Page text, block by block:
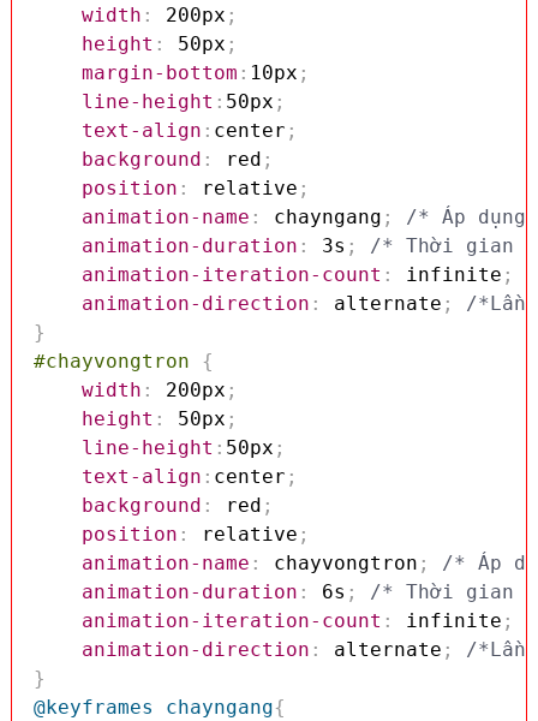
width : 200px ;
height : 50px ;
margin-bottom : 10px ;
line-height : 50px ;
text-align : center ;
background : red ;
position : relative ;
animation-name : chayngang ;
/* Áp dụng
animation-duration : 3s ;
/* Thời gian
animation-iteration-count : infinite ;
animation-direction : alternate ;
/*Lần
}
#chayvongtron
{
width : 200px ;
height : 50px ;
line-height : 50px ;
text-align : center ;
background : red ;
position : relative ;
animation-name : chayvongtron ;
/* Áp
animation-duration : 6s ;
/* Thời gian
animation-iteration-count : infinite ;
animation-direction : alternate ;
/*Lần
}
@keyframes
chayngang{